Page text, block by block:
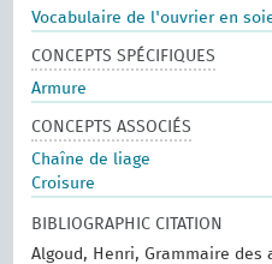
Vocabulaire de l'ouvrier en
CONCEPTS SPÉCIFIQUES
Armure
CONCEPTS ASSOCIÉS
Chaîne de liage
Croisure
BIBLIOGRAPHIC CITATION
Algoud, Henri, Grammaire des